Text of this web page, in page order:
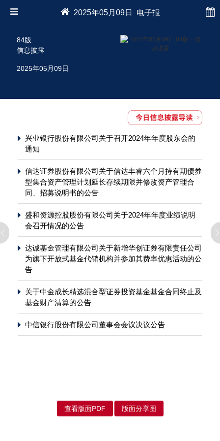
2025年05月09日 电子报
84版
信息披露
2025年05月09日
兴业银行股份有限公司关于召开2024年年度股东会的
通知
信达证券股份有限公司关于信达丰睿六个月持有期债券
型集合资产管理计划延长存续期限并修改资产管理合
同、招募说明书的公告
盛和资源控股股份有限公司关于2024年年度业绩说明
会召开情况的公告
达诚基金管理有限公司关于新增华创证券有限责任公司
为旗下开放式基金代销机构并参加其费率优惠活动的公
告
关于中金成长精选混合型证券投资基金基金合同终止及
基金财产清算的公告
中信银行股份有限公司董事会会议决议公告
查看版面PDF 版面分享图